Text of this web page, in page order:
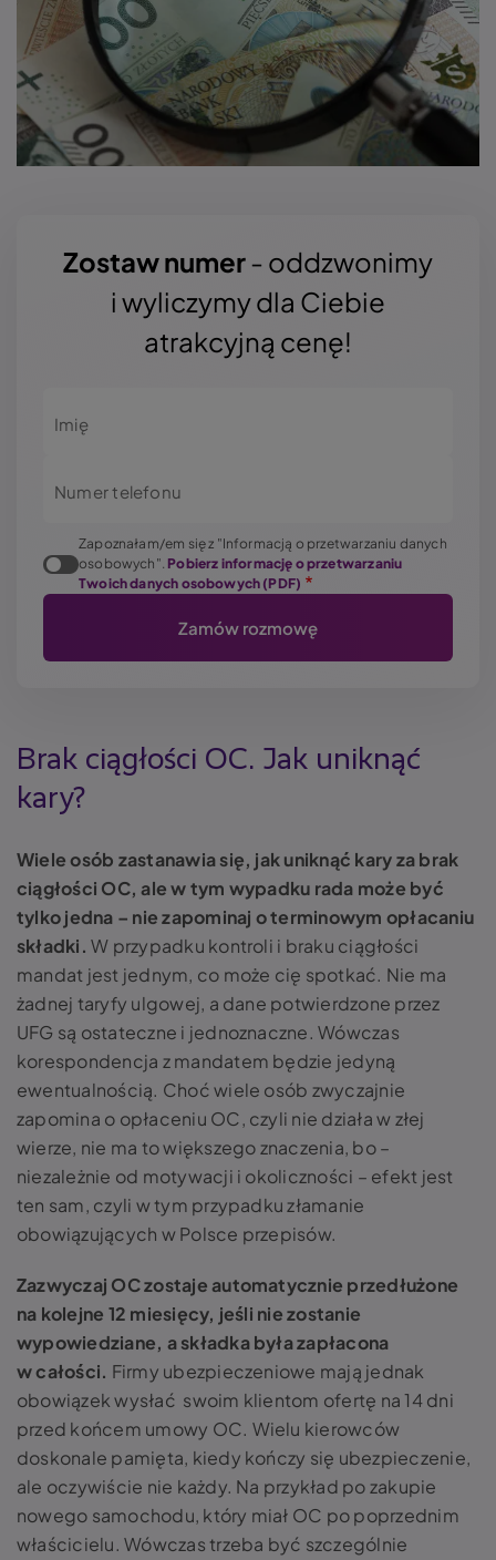
Zostaw numer- oddzwonimy
i wyliczymy dla Ciebie
atrakcyjną cenę!
Imię
Numer telefonu
Zapoznałam/em się z "Informacją o przetwarzaniu danych
osobowych". Pobierz informację o przetwarzaniu
Twoich danych osobowych (PDF)
Brak ciągłości OC. Jak uniknąć
kary?
Wiele osób zastanawia się, jak uniknąć kary za brak
ciągłości OC, ale w tym wypadku rada może być
tylko jedna – nie zapominaj o terminowym opłacaniu
składki. W przypadku kontroli i braku ciągłości
mandat jest jednym, co może cię spotkać. Nie ma
żadnej taryfy ulgowej, a dane potwierdzone przez
UFG są ostateczne i jednoznaczne. Wówczas
korespondencja z mandatem będzie jedyną
ewentualnością. Choć wiele osób zwyczajnie
zapomina o opłaceniu OC, czyli nie działa w złej
wierze, nie ma to większego znaczenia, bo –
niezależnie od motywacji i okoliczności – efekt jest
ten sam, czyli w tym przypadku złamanie
obowiązujących w Polsce przepisów.
Zazwyczaj OC zostaje automatycznie przedłużone
na kolejne 12 miesięcy, jeśli nie zostanie
wypowiedziane, a składka była zapłacona
w całości. Firmy ubezpieczeniowe mają jednak
obowiązek wysłać swoim klientom ofertę na 14 dni
przed końcem umowy OC. Wielu kierowców
doskonale pamięta, kiedy kończy się ubezpieczenie,
ale oczywiście nie każdy. Na przykład po zakupie
nowego samochodu, który miał OC po poprzednim
właścicielu. Wówczas trzeba być szczególnie